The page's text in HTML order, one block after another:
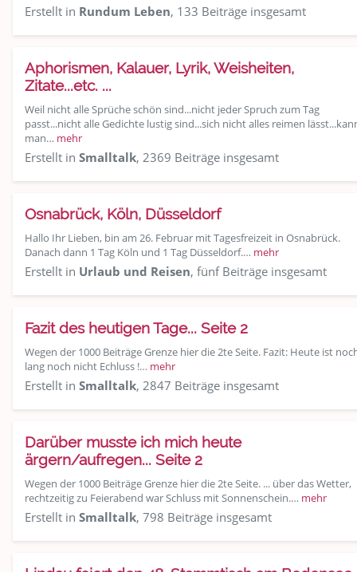
Erstellt in Rundum Leben, 133 Beiträge insgesamt
Aphorismen, Kalauer, Lyrik, Weisheiten,
Zitate...etc. ...
Weil nicht alle Sprüche schön sind...nicht jeder Spruch zum Tag
passt...nicht alle Gedichte lustig sind...sich nicht alles reimen
man… mehr
Erstellt in Smalltalk, 2369 Beiträge insgesamt
Osnabrück, Köln, Düsseldorf
Hallo Ihr Lieben, bin am 26. Februar mit Tagesfreizeit in Osnabrück.
Danach dann 1 Tag Köln und 1 Tag Düsseldorf.… mehr
Erstellt in Urlaub und Reisen, fünf Beiträge insgesamt
Fazit des heutigen Tage... Seite 2
Wegen der 1000 Beiträge Grenze hier die 2te Seite. Fazit: Heute ist
lang noch nicht Echluss !… mehr
Erstellt in Smalltalk, 2847 Beiträge insgesamt
Darüber musste ich mich heute
ärgern/aufregen... Seite 2
Wegen der 1000 Beiträge Grenze hier die 2te Seite. ... über das Wetter,
rechtzeitig zu Feierabend war Schluss mit Sonnenschein.… mehr
Erstellt in Smalltalk, 798 Beiträge insgesamt